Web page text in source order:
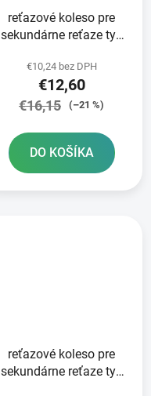
reťazové koleso pre
sekundárne reťaze typ
€10,24 bez DPH
€12,60
€16,15 (–21 %)
DO KOŠÍKA
reťazové koleso pre
sekundárne reťaze typ